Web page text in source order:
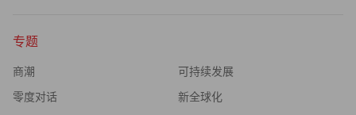
“华朋是民营企业，要长期生存下去，就必须找到最严格的
市场。”
专题
商潮 可持续发展
零度对话 新全球化